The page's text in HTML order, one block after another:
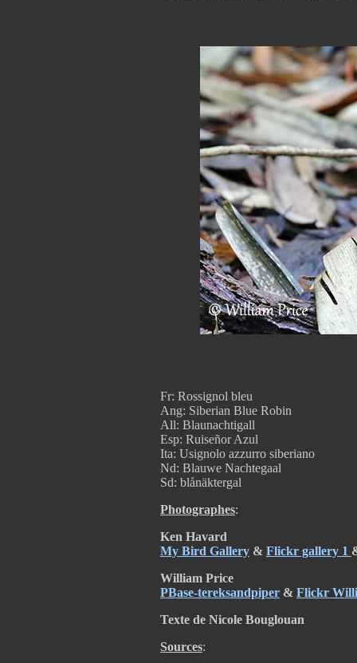
Fr: Rossignol bleu
Ang: Siberian Blue Robin
All: Blaunachtigall
Esp: Ruiseñor Azul
Ita: Usignolo azzurro siberiano
Nd: Blauwe Nachtegaal
Sd: blånäktergal
Photographes:
Ken Havard
My Bird Gallery & Flickr gallery 1
William Price
PBase-tereksandpiper & Flickr
Texte de Nicole Bouglouan
Sources: